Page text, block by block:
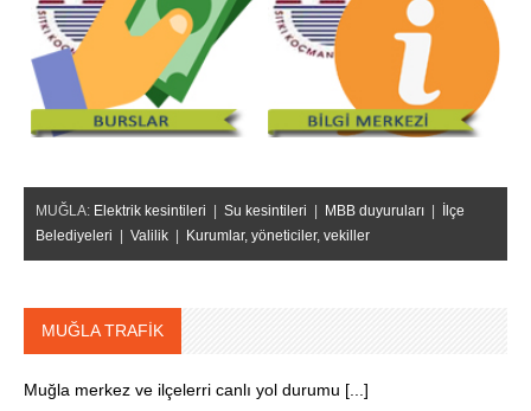
MUĞLA: Elektrik kesintileri Su kesintileri MBB duyuruları
İlçe
Belediyeleri
Valilik Kurumlar, yöneticiler, vekiller
MUĞLA TRAFİK
Muğla merkez ve ilçelerri canlı yol durumu [...]